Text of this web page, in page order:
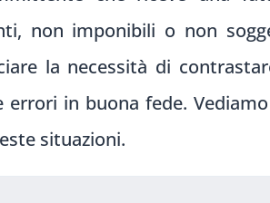
non imponibili o non
la necessità di
errori in buona fede.
situazioni.